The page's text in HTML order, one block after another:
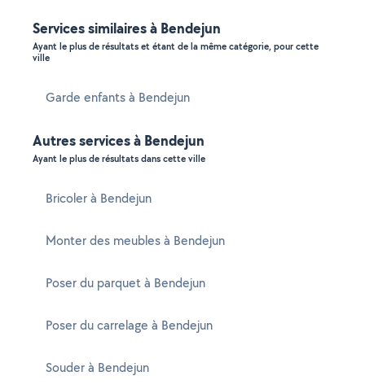
Services similaires à Bendejun
Ayant le plus de résultats et étant de la même catégorie, pour cette
ville
Garde enfants à Bendejun
Autres services à Bendejun
Ayant le plus de résultats dans cette ville
Bricoler à Bendejun
Monter des meubles à Bendejun
Poser du parquet à Bendejun
Poser du carrelage à Bendejun
Souder à Bendejun